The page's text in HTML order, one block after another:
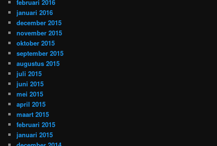
februari 2016
januari 2016
december 2015
november 2015
oktober 2015
september 2015
augustus 2015
juli 2015
juni 2015
mei 2015
april 2015
maart 2015
februari 2015
januari 2015